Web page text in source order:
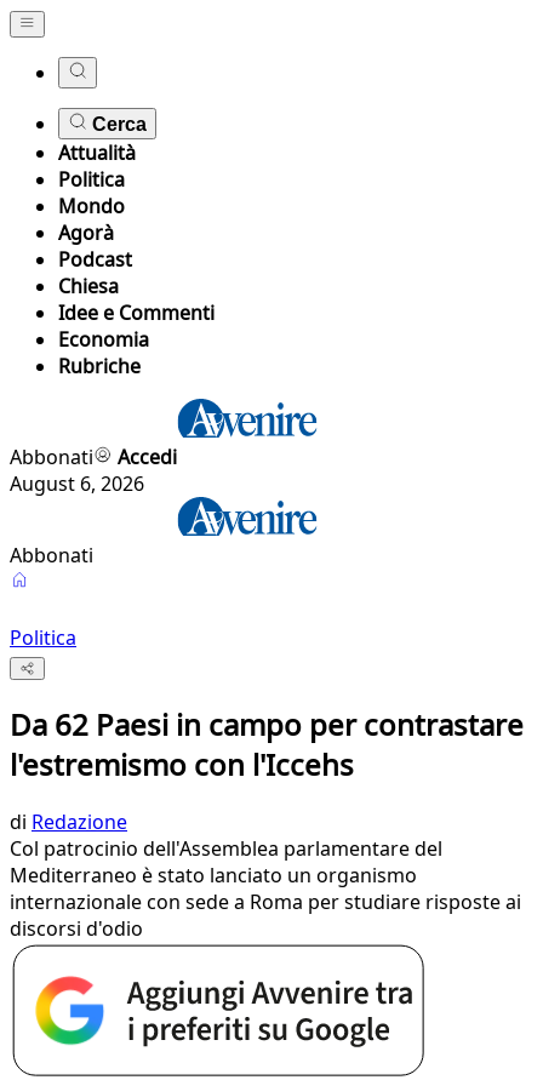
Cerca
Attualità
Politica
Mondo
Agorà
Podcast
Chiesa
Idee e Commenti
Economia
Rubriche
Abbonati
Accedi
August 6, 2026
Abbonati
Politica
Da 62 Paesi in campo per contrastare
l'estremismo con l'Iccehs
di Redazione
Col patrocinio dell'Assemblea parlamentare del
Mediterraneo è stato lanciato un organismo
internazionale con sede a Roma per studiare risposte ai
discorsi d'odio